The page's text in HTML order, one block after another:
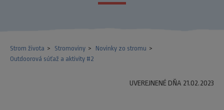
Strom života Stromoviny
Novinky zo stromu
Outdoorová súťaž a aktivity #2
UVEREJNENÉ DŇA 21.02.2023